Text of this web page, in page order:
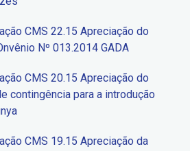
CMS 22.15 Apreciação do
Nº 013.2014 GADA
CMS 20.15 Apreciação do
contingência para a introdução
CMS 19.15 Apreciação da